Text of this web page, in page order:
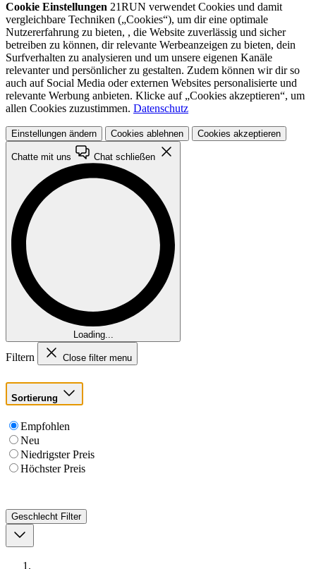
Cookie Einstellungen 21RUN verwendet Cookies und damit
vergleichbare Techniken („Cookies“), um dir eine optimale
Nutzererfahrung zu bieten, , die Website zuverlässig und sicher
betreiben zu können, dir relevante Werbeanzeigen zu bieten, dein
Surfverhalten zu analysieren und um unsere eigenen Kanäle
relevanter und persönlicher zu gestalten. Zudem können wir dir so
auch auf Social Media oder externen Websites personalisierte und
relevante Werbung anbieten. Klicke auf „Cookies akzeptieren“, um
allen Cookies zuzustimmen. Datenschutz
Einstellungen ändern Cookies ablehnen Cookies akzeptieren
Chatte mit uns Chat schließen
Loading...
Filtern Close filter menu
Sortierung
Empfohlen
Neu
Niedrigster Preis
Höchster Preis
Geschlecht Filter